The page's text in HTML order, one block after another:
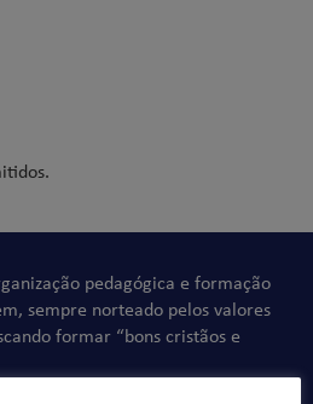
pedagógica e formação
sempre norteado pelos valores
formar “bons cristãos e